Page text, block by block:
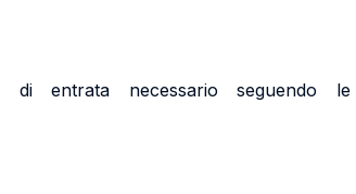
entrata necessario seguendo